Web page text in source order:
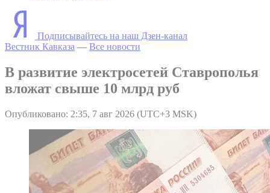
Подписывайтесь на наш Дзен-канал
Вестник Кавказа — Все новости
В развитие электросетей Ставрополья
вложат свыше 10 млрд руб
Опубликовано: 2:35, 7 авг 2026 (UTC+3 MSK)